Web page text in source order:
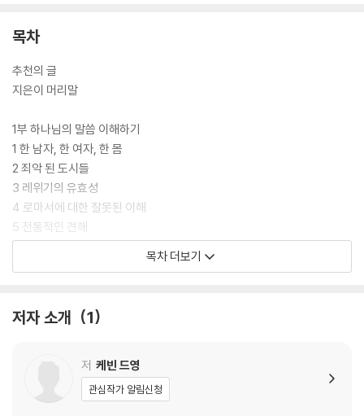
목차
추천의 글
지은이 머리말
1부 하나님의 말씀 이해하기
1 한 남자, 한 여자, 한 몸
2 죄악 된 도시들
3 레위기의 유효성
4 로마서에 대한 잘못된 이해
5 전통적인 견해
8 “폭식과 이혼은 어떤가?”
10 “당신의 생각은 시대착오적이다”
11 “공정하지 못하다”
12 “내가 섬기는 하나님은 사랑의 하나님이시다”
목차 더보기
저자 소개 1
저 케빈 드영
관심작가 알림신청